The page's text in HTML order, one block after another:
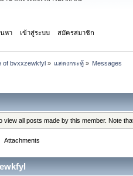
หา เข้าสู่ระบบ สมัครสมาชิก
of bvxxzewkfyl» แสดงกระทู้ » Messages
view all posts made by this member. Note
Attachments